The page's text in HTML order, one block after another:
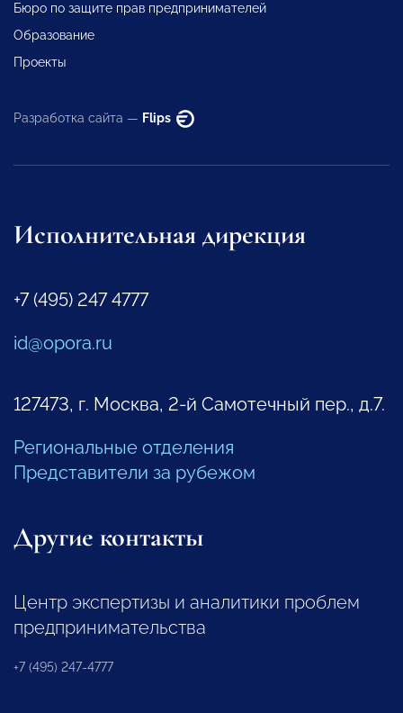
Бюро по защите прав предпринимателей
Образование
Проекты
Разработка сайта — Flips
Исполнительная дирекция
+7 (495) 247 4777
id@opora.ru
127473, г. Москва, 2-й Самотечный пер., д.7.
Региональные отделения
Представители за рубежом
Другие контакты
Центр экспертизы и аналитики проблем
предпринимательства
+7 (495) 247-4777